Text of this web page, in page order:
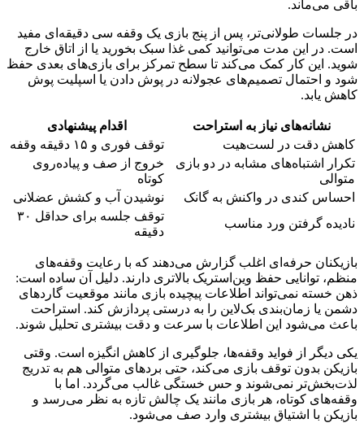
باقی می‌ماند.
در جلسات طولانی‌تر، پس از پنج بازی یک وقفه سی دقیقه‌ای مفید
است. در این مدت می‌توانید کمی غذا سبک بخورید یا از اتاق خارج
شوید. این کار کمک می‌کند تا سطح تمرکز برای بازی‌های بعدی حفظ
شود و احتمال تصمیم‌های عجولانه در پوش دادن یا اسپلیت پوش
کاهش یابد.
نشانه‌های نیاز به استراحت
اقدام پیشنهادی
کاهش دقت در لست‌هیت
توقف فوری و ۱۵ دقیقه وقفه
تکرار اشتباه‌های مشابه در دو بازی
متوالی
خروج از صف و پیاده‌روی
کوتاه
احساس کندی در واکنش به گانک
نوشیدن آب و کشش عضلانی
نادیده گرفتن ورد مناسب
توقف جلسه برای حداقل ۳۰
دقیقه
بازیکنان حرفه‌ای اغلب گزارش می‌دهند که با رعایت وقفه‌های
منظم، توانایی حفظ وین‌استریک بالاتری دارند. دلیل آن ساده است:
ذهن خسته نمی‌تواند اطلاعات پیچیده بازی مانند موقعیت گاردهای
دشمن یا زمان‌بندی بک‌لاین را به درستی پردازش کند. استراحت
باعث می‌شود این اطلاعات با سرعت و دقت بیشتری تحلیل شوند.
یکی دیگر از فواید وقفه‌ها، جلوگیری از کاهش انگیزه است. وقتی
بازیکن بدون توقف بازی می‌کند، حتی بردهای متوالی هم به تدریج
لذت‌بخش‌تر نمی‌شوند و حس خستگی غالب می‌گردد. اما با
وقفه‌های کوتاه، هر بازی مانند یک چالش تازه به نظر می‌رسد و
بازیکن با اشتیاق بیشتری وارد صف می‌شود.